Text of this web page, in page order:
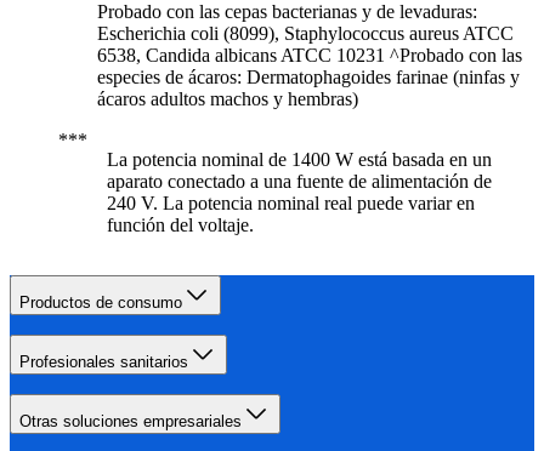
Probado con las cepas bacterianas y de levaduras:
Escherichia coli (8099), Staphylococcus aureus ATCC
6538, Candida albicans ATCC 10231 ^Probado con las
especies de ácaros: Dermatophagoides farinae (ninfas y
ácaros adultos machos y hembras)
La potencia nominal de 1400 W está basada en un
aparato conectado a una fuente de alimentación de
240 V. La potencia nominal real puede variar en
función del voltaje.
Productos de consumo
Profesionales sanitarios
Otras soluciones empresariales